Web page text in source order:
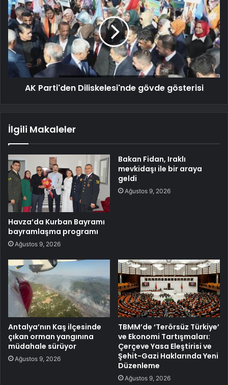
AK Parti'den Diliskelesi'nde gövde gösterisi
İlgili Makaleler
Havza’da Kurban Bayramı
bayramlaşma programı
Ağustos 9, 2026
Bakan Fidan, Iraklı
mevkidaşı ile bir araya
geldi
Ağustos 9, 2026
Antalya’nın Kaş ilçesinde
çıkan orman yangınına
müdahale sürüyor
Ağustos 9, 2026
TBMM’de ‘Terörsüz Türkiye’
ve Ekonomi Tartışmaları:
Çerçeve Yasa Eleştirisi ve
Şehit-Gazi Haklarında Yeni
Düzenleme
Ağustos 9, 2026